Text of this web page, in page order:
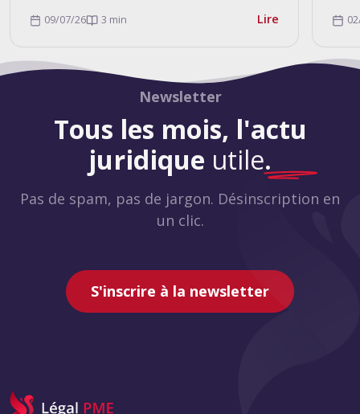
09/07/26 3 min Lire
Newsletter
Tous les mois, l'actu
juridique utile.
Pas de spam, pas de jargon. Désinscription en
un clic.
S'inscrire à la newsletter